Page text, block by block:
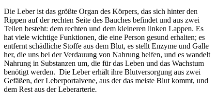
Die Leber ist das größte Organ des Körpers, das sich hinter den
Rippen auf der rechten Seite des Bauches befindet und aus zwei
Teilen besteht: dem rechten und dem kleineren linken Lappen. Es
hat viele wichtige Funktionen, die eine Person gesund erhalten; es
entfernt schädliche Stoffe aus dem Blut, es stellt Enzyme und Galle
her, die uns bei der Verdauung von Nahrung helfen, und es wandelt
Nahrung in Substanzen um, die für das Leben und das Wachstum
benötigt werden. Die Leber erhält ihre Blutversorgung aus zwei
Gefäßen, der Leberportalvene, aus der das meiste Blut kommt, und
dem Rest aus der Leberarterie.